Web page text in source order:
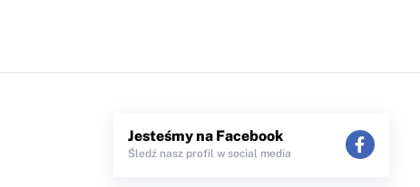
Jesteśmy na Facebook
Śledź nasz profil w social media